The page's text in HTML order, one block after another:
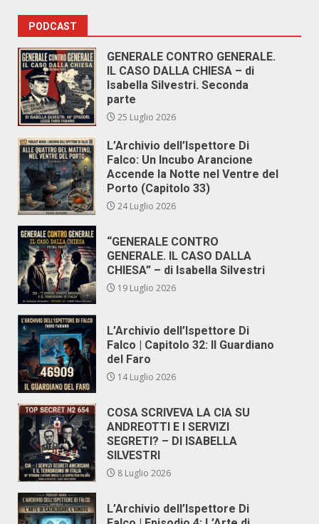
PODCAST
GENERALE CONTRO GENERALE.
IL CASO DALLA CHIESA – di
Isabella Silvestri. Seconda
parte
25 Luglio 2026
L’Archivio dell’Ispettore Di
Falco: Un Incubo Arancione
Accende la Notte nel Ventre del
Porto (Capitolo 33)
24 Luglio 2026
“GENERALE CONTRO
GENERALE. IL CASO DALLA
CHIESA” – di Isabella Silvestri
19 Luglio 2026
L’Archivio dell’Ispettore Di
Falco | Capitolo 32: Il Guardiano
del Faro
14 Luglio 2026
COSA SCRIVEVA LA CIA SU
ANDREOTTI E I SERVIZI
SEGRETI? – DI ISABELLA
SILVESTRI
8 Luglio 2026
L’Archivio dell’Ispettore Di